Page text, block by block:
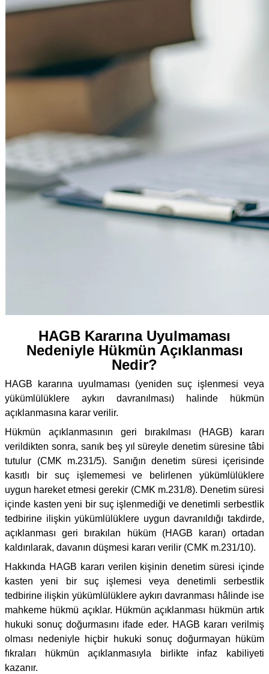
HAGB Kararına Uyulmaması
Nedeniyle Hükmün Açıklanması
Nedir?
HAGB kararına uyulmaması (yeniden suç işlenmesi veya
yükümlülüklere aykırı davranılması) halinde hükmün
açıklanmasına karar verilir.
Hükmün açıklanmasının geri bırakılması (HAGB) kararı
verildikten sonra, sanık beş yıl süreyle denetim süresine tâbi
tutulur (CMK m.231/5). Sanığın denetim süresi içerisinde
kasıtlı bir suç işlememesi ve belirlenen yükümlülüklere
uygun hareket etmesi gerekir (CMK m.231/8). Denetim süresi
içinde kasten yeni bir suç işlenmediği ve denetimli serbestlik
tedbirine ilişkin yükümlülüklere uygun davranıldığı takdirde,
açıklanması geri bırakılan hüküm (HAGB kararı) ortadan
kaldırılarak, davanın düşmesi kararı verilir (CMK m.231/10).
Hakkında HAGB kararı verilen kişinin denetim süresi içinde
kasten yeni bir suç işlemesi veya denetimli serbestlik
tedbirine ilişkin yükümlülüklere aykırı davranması hâlinde ise
mahkeme hükmü açıklar. Hükmün açıklanması hükmün artık
hukuki sonuç doğurmasını ifade eder. HAGB kararı verilmiş
olması nedeniyle hiçbir hukuki sonuç doğurmayan hüküm
fıkraları hükmün açıklanmasıyla birlikte infaz kabiliyeti
kazanır.